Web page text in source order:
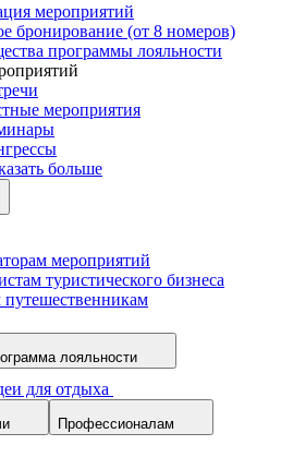
мероприятий
бронирование (от 8 номеров)
программы лояльности
мероприятия
больше
мероприятий
туристического бизнеса
лояльности
для отдыха
Профессионалам